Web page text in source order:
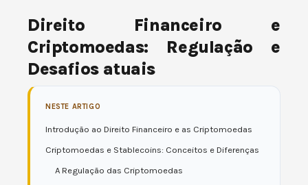
Direito Financeiro e
Criptomoedas: Regulação e
Desafios atuais
NESTE ARTIGO
Introdução ao Direito Financeiro e as Criptomoedas
Criptomoedas e Stablecoins: Conceitos e Diferenças
A Regulação das Criptomoedas